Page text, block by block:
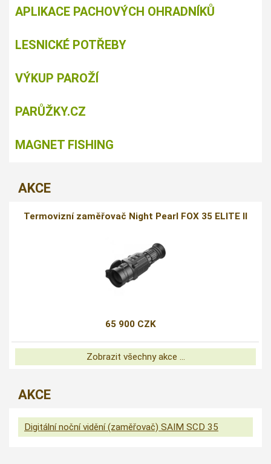
APLIKACE PACHOVÝCH OHRADNÍKŮ
LESNICKÉ POTŘEBY
VÝKUP PAROŽÍ
PARŮŽKY.CZ
MAGNET FISHING
AKCE
Termovizní zaměřovač Night Pearl FOX 35 ELITE II
65 900 CZK
Zobrazit všechny akce ...
AKCE
Digitální noční vidění (zaměřovač) SAIM SCD 35